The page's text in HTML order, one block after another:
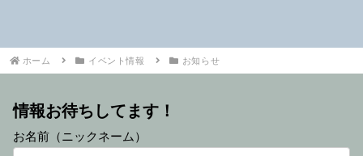
ホーム イベント情報 お知らせ
情報お待ちしてます！
お名前（ニックネーム）